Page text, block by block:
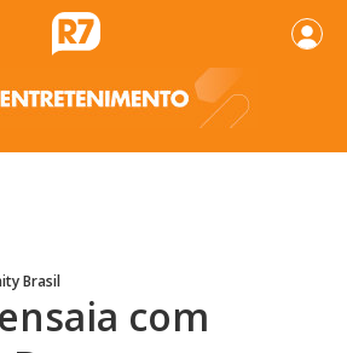
Brasil
com